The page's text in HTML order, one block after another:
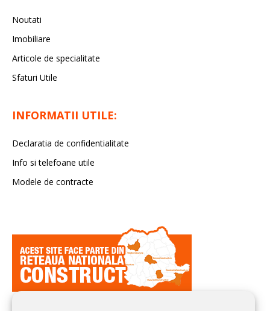
Noutati
Imobiliare
Articole de specialitate
Sfaturi Utile
INFORMATII UTILE:
Declaratia de confidentialitate
Info si telefoane utile
Modele de contracte